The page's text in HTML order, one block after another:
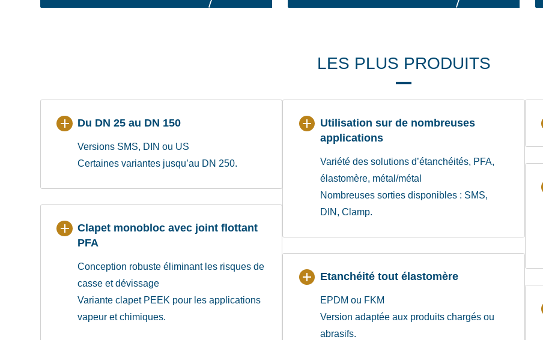
LES PLUS PRODUITS
Du DN 25 au DN 150
Versions SMS, DIN ou US
Certaines variantes jusqu’au DN 250.
Clapet monobloc avec joint flottant
PFA
Conception robuste éliminant les risques de
casse et dévissage
Variante clapet PEEK pour les applications
vapeur et chimiques.
Utilisation sur de nombreuses
applications
Variété des solutions d’étanchéités, PFA,
élastomère, métal/métal
Nombreuses sorties disponibles : SMS,
DIN, Clamp.
Etanchéité tout élastomère
EPDM ou FKM
Version adaptée aux produits chargés ou
abrasifs.